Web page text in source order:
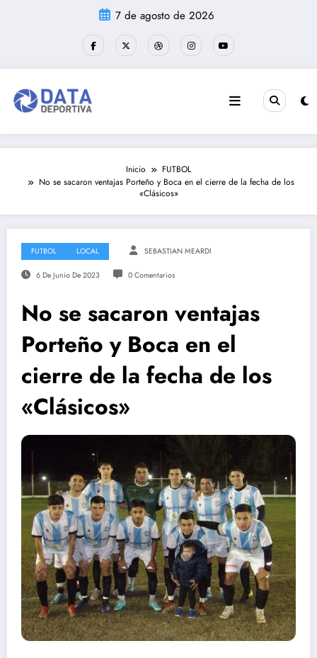
7 de agosto de 2026
Inicio
FUTBOL
No se sacaron ventajas Porteño y Boca en el cierre de la fecha de los
«Clásicos»
FUTBOL LOCAL SEBASTIAN MEARDI
6 De Junio De 2023 0 Comentarios
No se sacaron ventajas
Porteño y Boca en el
cierre de la fecha de los
«Clásicos»